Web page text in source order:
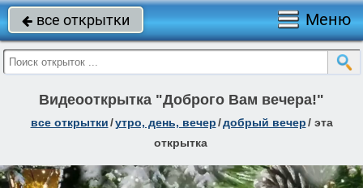
 все открытки Меню
Видеооткрытка "Доброго Вам вечера!"
все открытки/утро, день, вечер/добрый вечер/ эта
открытка